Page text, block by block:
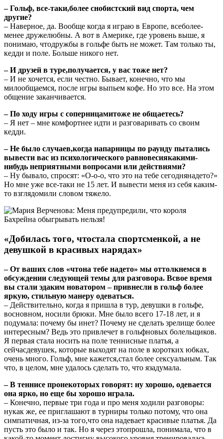
– Гольф, все-таки,более снобистский вид спорта, чем
другие?
– Наверное, да. Вообще когда я играю в Европе, всеболее-
менее дружелюбны. А вот в Америке, где уровень выше, я
понимаю, чтодружбы в гольфе быть не может. Там только ты,
кедди и поле. Больше никого нет.
– И друзей в туре,получается, у вас тоже нет?
– И не хочется, если честно. Бывает, конечно, что мы
милообщаемся, после игры выпьем кофе. Но это все. На этом
общение заканчивается.
– По ходу игры с соперницамитоже не общаетесь?
– Я нет – мне комфортнее идти и разговаривать со своим
кедди.
– Не было случаев,когда напарницы по раунду пытались
вывести вас из психологического равновесиякакими-
нибудь неприятными вопросами или действиями?
– Ну бывало, спросят: «О-о-о, что это на тебе сегоднянадето?»
Но мне уже все-таки не 15 лет. И вывести меня из себя каким-
то взглядомили словом тяжело.
«Добилась того, чтостала спортсменкой, а не
девушкой в красивых нарядах»
– От ваших слов «чтона тебе надето» мы оттолкнемся в
обсуждении следующей темы для разговора. Всвое время
вы стали эдаким новатором – привнесли в гольф более
яркую, стильную манеру одеваться.
– Действительно, когда я пришла в тур, девушки в гольфе,
восновном, носили брюки. Мне было всего 17-18 лет, и я
подумала: почему бы инет? Почему не сделать зрелище более
интересным? Ведь это привлечет в гольфновых болельщиков.
Я первая стала носить на поле теннисные платья, а
сейчасдевушек, которые выходят на поле в коротких юбках,
очень много. Гольф, мне кажется,стал более сексуальным. Так
что, в целом, мне удалось сделать то, что язадумала.
– В теннисе пронекоторых говорят: ну хорошо, одевается
она ярко, но еще бы хорошо играла.
– Конечно, первые три года и про меня ходили разговоры:
нукак же, ее приглашают в турниры только потому, что она
симпатичная, из-за того,что она надевает красивые платья. Да
пусть это было и так. Но я через этопрошла, понимала, что в